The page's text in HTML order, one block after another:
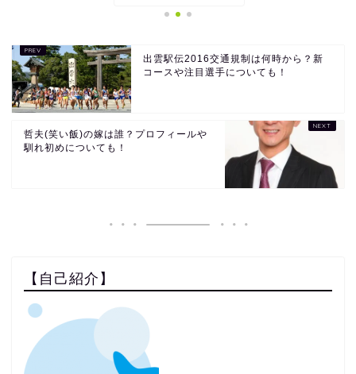
出雲駅伝2016交通規制は何時から？新
コースや注目選手についても！
哲夫(笑い飯)の嫁は誰？プロフィールや
馴れ初めについても！
【自己紹介】